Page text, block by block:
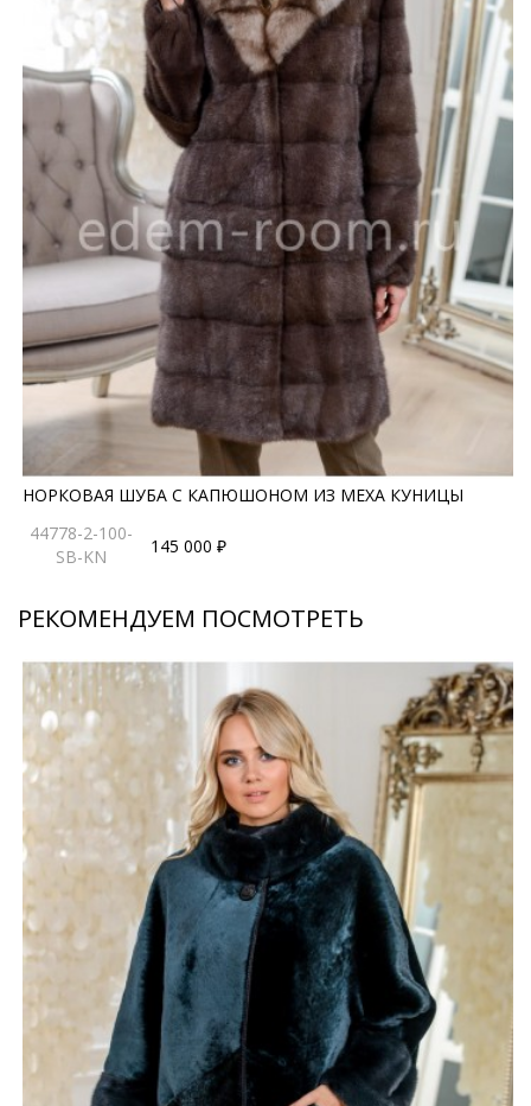
НОРКОВАЯ ШУБА С КАПЮШОНОМ ИЗ МЕХА КУНИЦЫ
44778-2-100-
SB-KN
145 000 ₽
РЕКОМЕНДУЕМ ПОСМОТРЕТЬ